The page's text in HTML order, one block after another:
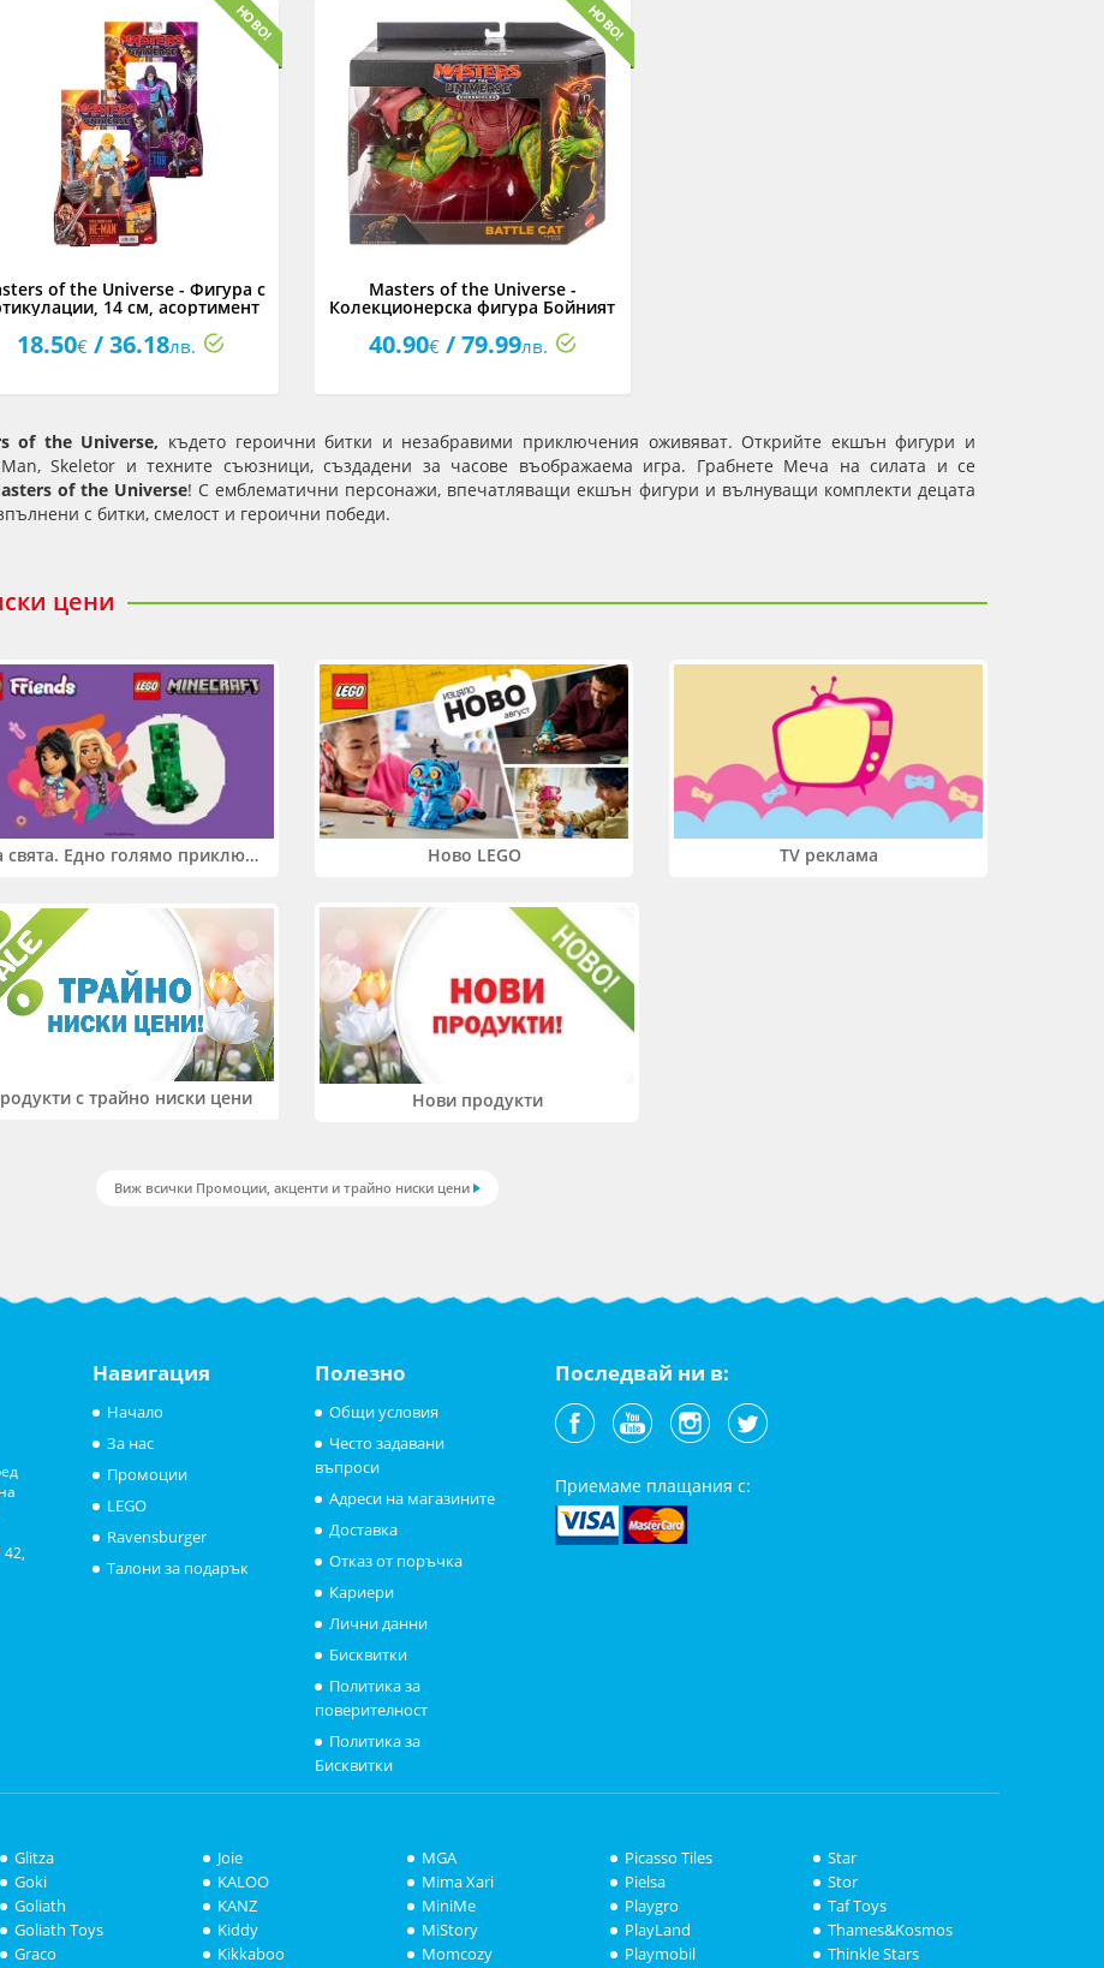
of the Universe - Фигура с
14 см, асортимент
18.50€ / 36.18лв.
Masters of the Universe -
Колекционерска фигура Бойният
40.90€/ 79.99лв.
of the Universe, където героични битки и незабравими приключения оживяват. Открийте екшън фигури и
Skeletor и техните съюзници, създадени за часове въображаема игра. Грабнете Меча на силата и се
of the Universe! С емблематични персонажи, впечатляващи екшън фигури и вълнуващи комплекти децата
с битки, смелост и героични победи.
цени
Два свята. Едно голямо приключение. Купи 2 продукта LEGO® Friends и/или LEGO® Minecraft и вземи -27% Ново LEGO TV реклама
с трайно ниски цени Нови продукти
Виж всички Промоции, акценти и трайно ниски цени
Навигация
Начало
За нас
Промоции
LEGO
Ravensburger
Талони за подарък
Полезно
Общи условия
Често задавани
въпроси
Адреси на магазините
Доставка
Отказ от поръчка
Кариери
Лични данни
Бисквитки
Политика за
поверителност
Политика за
Бисквитки
Последвай ни в:
Приемаме плащания с:
Glitza
Goki
Goliath
Goliath Toys
Graco
Joie
KALOO
KANZ
Kiddy
Kikkaboo
MGA
Mima Xari
MiniMe
MiStory
Momcozy
Picasso Tiles
Pielsa
Playgro
PlayLand
Playmobil
Star
Stor
Taf Toys
Thames&Kosmos
Thinkle Stars